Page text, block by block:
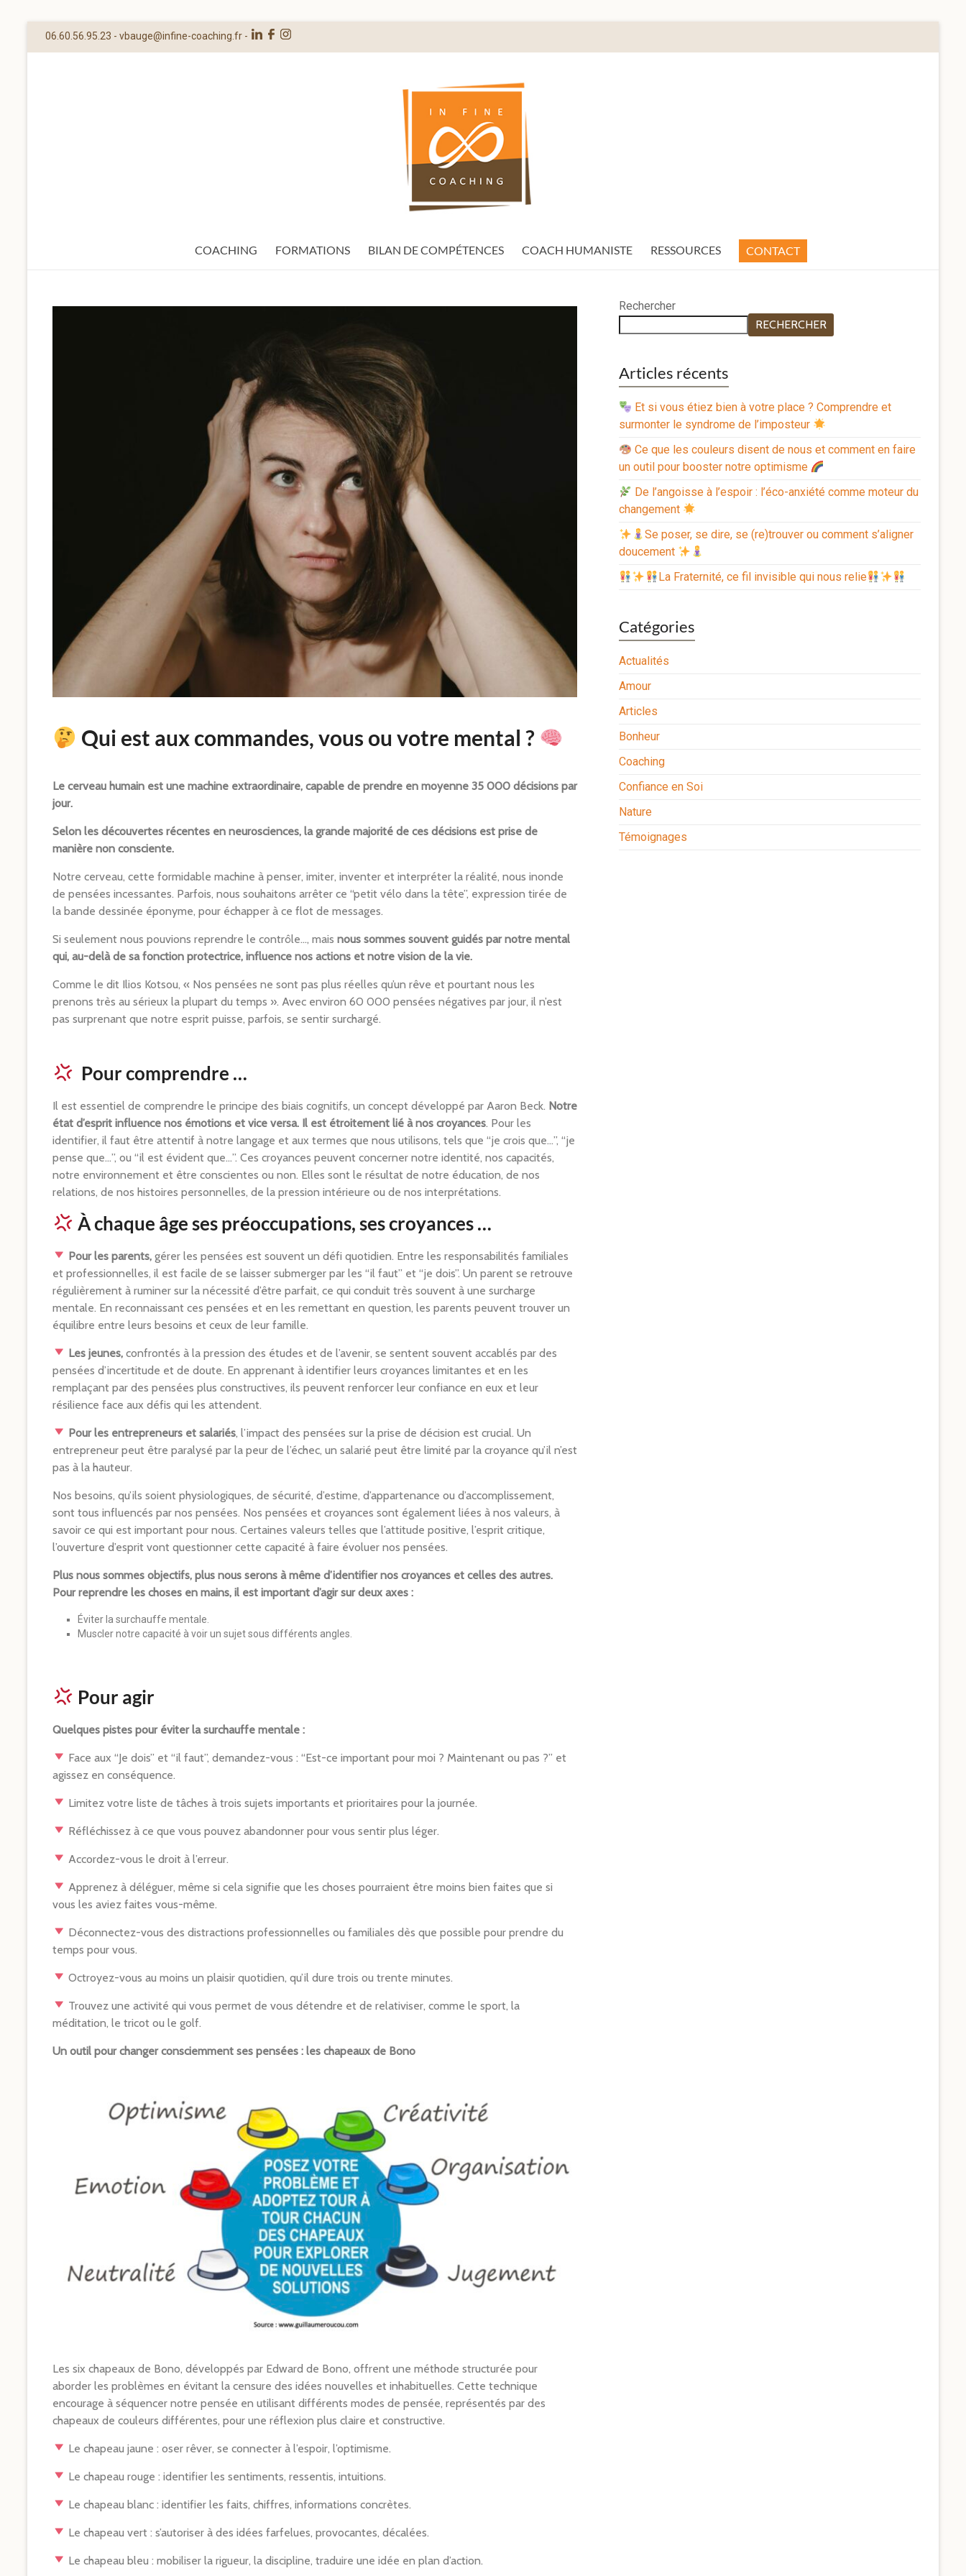
06.60.56.95.23 - vbauge@infine-coaching.fr -
COACHING FORMATIONS BILAN DE COMPÉTENCES COACH HUMANISTE RESSOURCES CONTACT
Qui est aux commandes, vous ou votre mental ?
Le cerveau humain est une machine extraordinaire, capable de prendre en moyenne 35 000 décisions par
jour.
Selon les découvertes récentes en neurosciences, la grande majorité de ces décisions est prise de
manière non consciente.
Notre cerveau, cette formidable machine à penser, imiter, inventer et interpréter la réalité, nous inonde
de pensées incessantes. Parfois, nous souhaitons arrêter ce “petit vélo dans la tête”, expression tirée de
la bande dessinée éponyme, pour échapper à ce flot de messages.
Si seulement nous pouvions reprendre le contrôle…, mais nous sommes souvent guidés par notre mental
qui, au-delà de sa fonction protectrice, influence nos actions et notre vision de la vie.
Comme le dit Ilios Kotsou, « Nos pensées ne sont pas plus réelles qu’un rêve et pourtant nous les
prenons très au sérieux la plupart du temps ». Avec environ 60 000 pensées négatives par jour, il n’est
pas surprenant que notre esprit puisse, parfois, se sentir surchargé.
Pour comprendre …
Il est essentiel de comprendre le principe des biais cognitifs, un concept développé par Aaron Beck. Notre
état d’esprit influence nos émotions et vice versa. Il est étroitement lié à nos croyances. Pour les
identifier, il faut être attentif à notre langage et aux termes que nous utilisons, tels que “je crois que…”, “je
pense que…”, ou “il est évident que…”. Ces croyances peuvent concerner notre identité, nos capacités,
notre environnement et être conscientes ou non. Elles sont le résultat de notre éducation, de nos
relations, de nos histoires personnelles, de la pression intérieure ou de nos interprétations.
À chaque âge ses préoccupations, ses croyances …
Pour les parents, gérer les pensées est souvent un défi quotidien. Entre les responsabilités familiales
et professionnelles, il est facile de se laisser submerger par les “il faut” et “je dois”. Un parent se retrouve
régulièrement à ruminer sur la nécessité d’être parfait, ce qui conduit très souvent à une surcharge
mentale. En reconnaissant ces pensées et en les remettant en question, les parents peuvent trouver un
équilibre entre leurs besoins et ceux de leur famille.
Les jeunes, confrontés à la pression des études et de l’avenir, se sentent souvent accablés par des
pensées d’incertitude et de doute. En apprenant à identifier leurs croyances limitantes et en les
remplaçant par des pensées plus constructives, ils peuvent renforcer leur confiance en eux et leur
résilience face aux défis qui les attendent.
Pour les entrepreneurs et salariés, l’impact des pensées sur la prise de décision est crucial. Un
entrepreneur peut être paralysé par la peur de l’échec, un salarié peut être limité par la croyance qu’il n’est
pas à la hauteur.
Nos besoins, qu’ils soient physiologiques, de sécurité, d’estime, d’appartenance ou d’accomplissement,
sont tous influencés par nos pensées. Nos pensées et croyances sont également liées à nos valeurs, à
savoir ce qui est important pour nous. Certaines valeurs telles que l’attitude positive, l’esprit critique,
l’ouverture d’esprit vont questionner cette capacité à faire évoluer nos pensées.
Plus nous sommes objectifs, plus nous serons à même d’identifier nos croyances et celles des autres.
Pour reprendre les choses en mains, il est important d’agir sur deux axes :
Éviter la surchauffe mentale.
Muscler notre capacité à voir un sujet sous différents angles.
Pour agir
Quelques pistes pour éviter la surchauffe mentale :
Face aux “Je dois” et “il faut”, demandez-vous : “Est-ce important pour moi ? Maintenant ou pas ?” et
agissez en conséquence.
Limitez votre liste de tâches à trois sujets importants et prioritaires pour la journée.
Réfléchissez à ce que vous pouvez abandonner pour vous sentir plus léger.
Accordez-vous le droit à l’erreur.
Apprenez à déléguer, même si cela signifie que les choses pourraient être moins bien faites que si
vous les aviez faites vous-même.
Déconnectez-vous des distractions professionnelles ou familiales dès que possible pour prendre du
temps pour vous.
Octroyez-vous au moins un plaisir quotidien, qu’il dure trois ou trente minutes.
Trouvez une activité qui vous permet de vous détendre et de relativiser, comme le sport, la
méditation, le tricot ou le golf.
Un outil pour changer consciemment ses pensées : les chapeaux de Bono
Les six chapeaux de Bono, développés par Edward de Bono, offrent une méthode structurée pour
aborder les problèmes en évitant la censure des idées nouvelles et inhabituelles. Cette technique
encourage à séquencer notre pensée en utilisant différents modes de pensée, représentés par des
chapeaux de couleurs différentes, pour une réflexion plus claire et constructive.
Le chapeau jaune : oser rêver, se connecter à l’espoir, l’optimisme.
Le chapeau rouge : identifier les sentiments, ressentis, intuitions.
Le chapeau blanc : identifier les faits, chiffres, informations concrètes.
Le chapeau vert : s’autoriser à des idées farfelues, provocantes, décalées.
Le chapeau bleu : mobiliser la rigueur, la discipline, traduire une idée en plan d’action.
Rechercher
RECHERCHER
Articles récents
Et si vous étiez bien à votre place ? Comprendre et
surmonter le syndrome de l’imposteur
Ce que les couleurs disent de nous et comment en faire
un outil pour booster notre optimisme
De l’angoisse à l’espoir : l’éco-anxiété comme moteur du
changement
Se poser, se dire, se (re)trouver ou comment s’aligner
doucement
La Fraternité, ce fil invisible qui nous relie
Catégories
Actualités
Amour
Articles
Bonheur
Coaching
Confiance en Soi
Nature
Témoignages